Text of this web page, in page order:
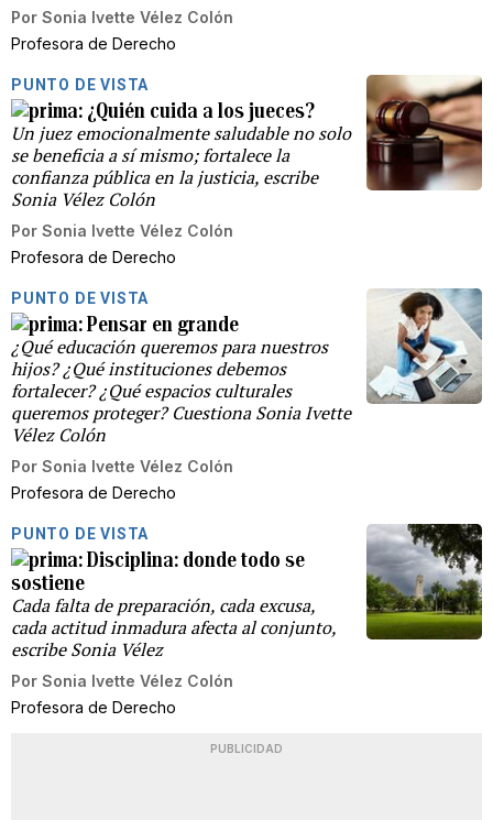
Por Sonia Ivette Vélez Colón
Profesora de Derecho
PUNTO DE VISTA
¿Quién cuida a los jueces?
Un juez emocionalmente saludable no solo
se beneficia a sí mismo; fortalece la
confianza pública en la justicia, escribe
Sonia Vélez Colón
Por Sonia Ivette Vélez Colón
Profesora de Derecho
PUNTO DE VISTA
Pensar en grande
¿Qué educación queremos para nuestros
hijos? ¿Qué instituciones debemos
fortalecer? ¿Qué espacios culturales
queremos proteger? Cuestiona Sonia Ivette
Vélez Colón
Por Sonia Ivette Vélez Colón
Profesora de Derecho
PUNTO DE VISTA
Disciplina: donde todo se
sostiene
Cada falta de preparación, cada excusa,
cada actitud inmadura afecta al conjunto,
escribe Sonia Vélez
Por Sonia Ivette Vélez Colón
Profesora de Derecho
PUBLICIDAD